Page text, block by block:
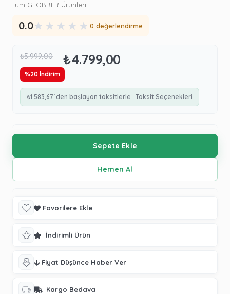
Tüm GLOBBER Ürünleri
0.0★ ★ ★ ★ ★ 0 değerlendirme
₺5.999,00 ₺4.799,00
%20 İndirim
₺1.583,67 `den başlayan taksitlerle Taksit Seçenekleri
Favorilere Ekle
İndirimli Ürün
Fiyat Düşünce Haber Ver
Kargo Bedava